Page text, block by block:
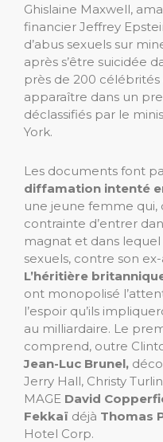
Ghislaine Maxwell,
financier Jeffrey
d’abus sexuels sur
après s’être suicidée
près de 200
apparaître dans un
déclassifiés par le
York.
Les documents font
diffamation intenté
une jeune femme qui,
contrainte d’entrer
magnat et dans
sexuels, contre son
L’héritière
ont monopolisé
l’espoir qu’ils
au milliardaire. Le
comprend, outre
Jean-Luc Brunel,
Jerry Hall, Christy
MAGE David
Fekkaï déjà Thomas
Hotel Corp.